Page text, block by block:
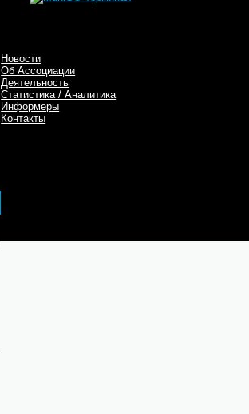
Новости
Об Ассоциации
Деятельность
Статистика / Аналитика
Информеры
Контакты